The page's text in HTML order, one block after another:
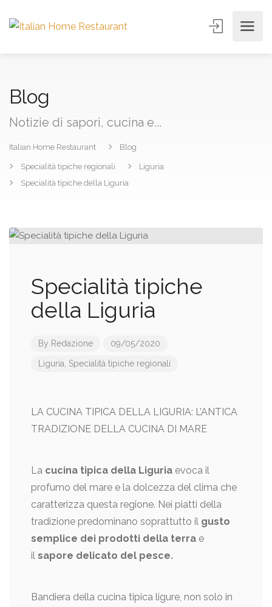
Blog
Notizie di sapori, cucina e...
Italian Home Restaurant Blog
Specialità tipiche regionali
Liguria
Specialità tipiche della Liguria
Specialità tipiche
della Liguria
By Redazione 09/05/2020
Liguria Specialità tipiche regionali
LA CUCINA TIPICA DELLA LIGURIA: L’ANTICA
TRADIZIONE DELLA CUCINA DI MARE
La cucina tipica della Liguria evoca il
profumo del mare e la dolcezza del clima che
caratterizza questa regione. Nei piatti della
tradizione predominano soprattutto il gusto
semplice dei prodotti della terra e
il sapore delicato del pesce.
Bandiera della cucina tipica ligure, non solo in